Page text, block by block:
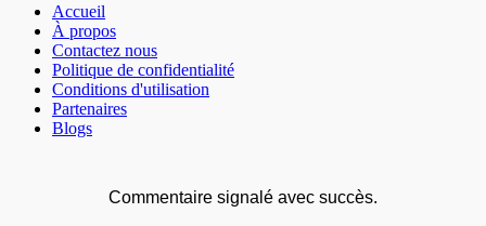
Accueil
À propos
Contactez nous
Politique de confidentialité
Conditions d'utilisation
Partenaires
Blogs
Commentaire signalé avec succès.